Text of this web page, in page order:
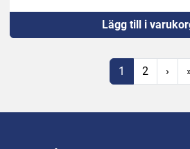
Lägg till i
1 2 ›